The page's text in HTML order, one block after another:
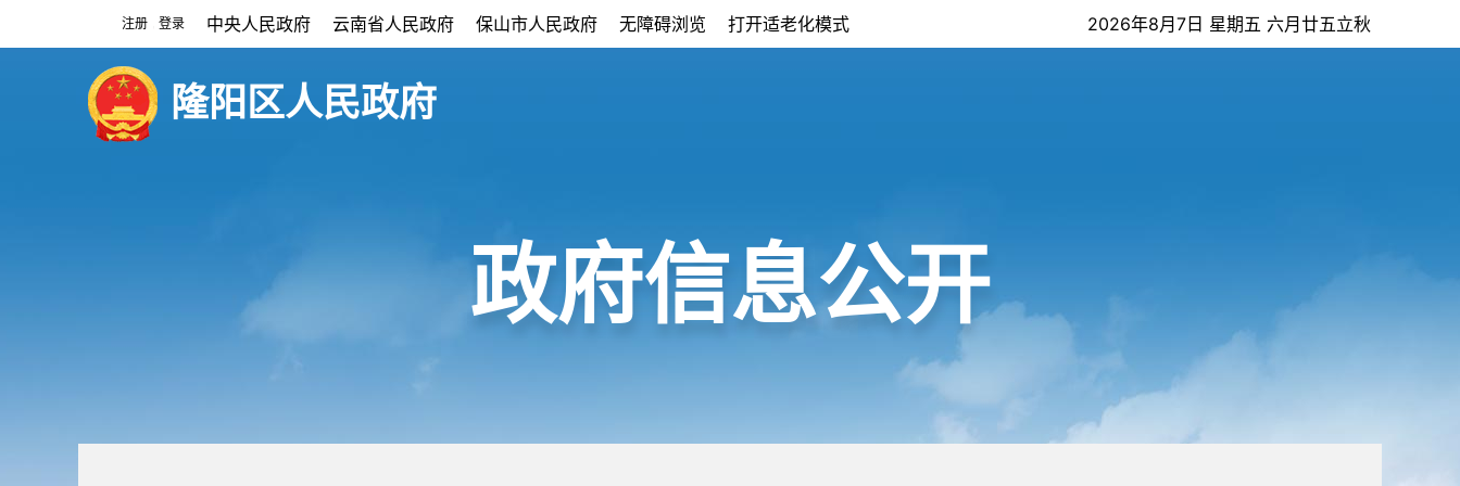
注册 登录 中央人民政府 云南省人民政府 保山市人民政府 无障碍浏览 打开适老化模式 2026年8月7日 星期五 六月廿五立秋
隆阳区人民政府
政府信息公开